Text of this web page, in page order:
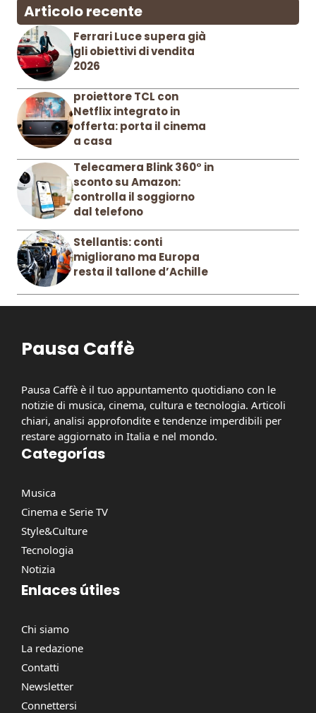
Articolo recente
Ferrari Luce supera già
gli obiettivi di vendita
2026
proiettore TCL con
Netflix integrato in
offerta: porta il cinema
a casa
Telecamera Blink 360° in
sconto su Amazon:
controlla il soggiorno
dal telefono
Stellantis: conti
migliorano ma Europa
resta il tallone d’Achille
Pausa Caffè
Pausa Caffè è il tuo appuntamento quotidiano con le
notizie di musica, cinema, cultura e tecnologia. Articoli
chiari, analisi approfondite e tendenze imperdibili per
restare aggiornato in Italia e nel mondo.
Categorías
Musica
Cinema e Serie TV
Style&Culture
Tecnologia
Notizia
Enlaces útiles
Chi siamo
La redazione
Contatti
Newsletter
Connettersi